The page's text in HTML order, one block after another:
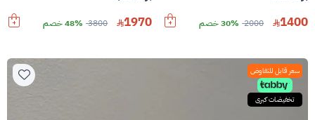
1400
2000 30% خصم 1970
3800 48% خصم
سعر قابل للتفاوض
تخفيضات كبرى